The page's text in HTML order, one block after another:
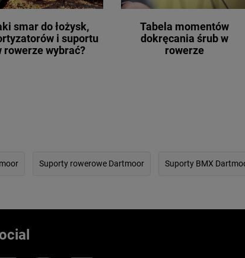
smar do łożysk,
i suportu
rowerze wybrać?
Tabela momentów
dokręcania śrub w
rowerze
Suporty rowerowe Dartmoor Suporty BMX